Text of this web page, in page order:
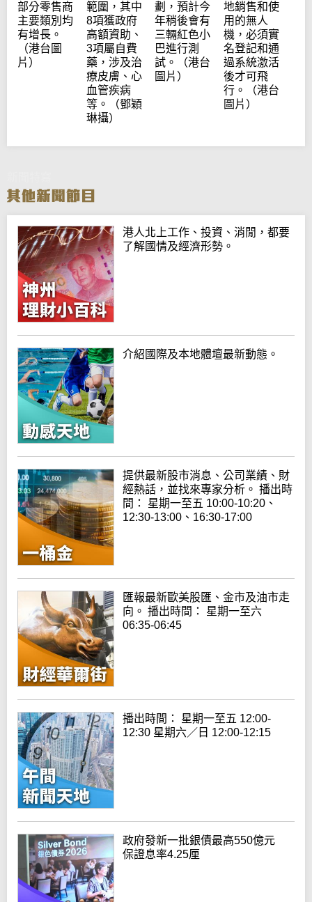
部分零售商
主要類別均
有增長。
（港台圖
片）
範圍，其中
8項獲政府
高額資助、
3項屬自費
藥，涉及治
療皮膚、心
血管疾病
等。（鄧穎
琳攝）
劃，預計今
年稍後會有
三輛紅色小
巴進行測
試。（港台
圖片）
地銷售和使
用的無人
機，必須實
名登記和通
過系統激活
後才可飛
行。（港台
圖片）
港人北上工作、投資、消閒，都要
了解國情及經濟形勢。
介紹國際及本地體壇最新動態。
提供最新股市消息、公司業績、財
經熱話，並找來專家分析。 播出時
間： 星期一至五 10:00-10:20、
12:30-13:00、16:30-17:00
匯報最新歐美股匯、金市及油市走
向。 播出時間： 星期一至六
06:35-06:45
播出時間： 星期一至五 12:00-
12:30 星期六／日 12:00-12:15
政府發新一批銀債最高550億元
保證息率4.25厘